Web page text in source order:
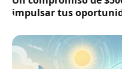
impulsar tus